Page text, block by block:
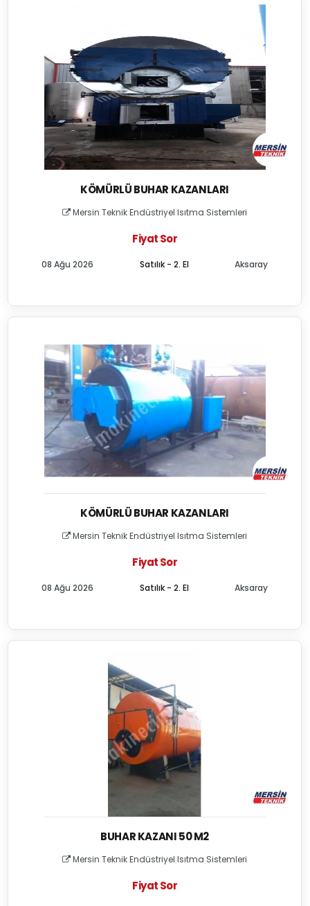
KÖMÜRLÜ BUHAR KAZANLARI
Mersin Teknik Endüstriyel Isıtma Sistemleri
Fiyat Sor
Satılık - 2. El
08 Ağu 2026 Aksaray
KÖMÜRLÜ BUHAR KAZANLARI
Mersin Teknik Endüstriyel Isıtma Sistemleri
Fiyat Sor
Satılık - 2. El
08 Ağu 2026 Aksaray
BUHAR KAZANI 50 M2
Mersin Teknik Endüstriyel Isıtma Sistemleri
Fiyat Sor